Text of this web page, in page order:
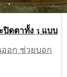
ปิดตาทั้ง 3 แบบ